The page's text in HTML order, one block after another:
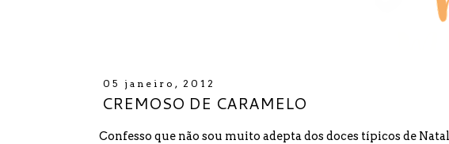
05 janeiro, 2012
CREMOSO DE CARAMELO
Confesso que não sou muito adepta dos doces típicos de